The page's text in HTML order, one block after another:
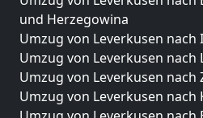
und Herzegowina
Umzug von Leverkusen nach
Umzug von Leverkusen nach
Umzug von Leverkusen nach
Umzug von Leverkusen nach